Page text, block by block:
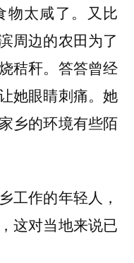
物太咸了。又比
周边的农田为了
秸秆。答答曾经
她眼睛刺痛。她
乡的环境有些陌
工作的年轻人，
这对当地来说已